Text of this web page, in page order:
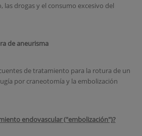
las drogas y el consumo excesivo del
de aneurisma
de tratamiento para la rotura de un
por craneotomía y la embolización
endovascular ("embolización")?